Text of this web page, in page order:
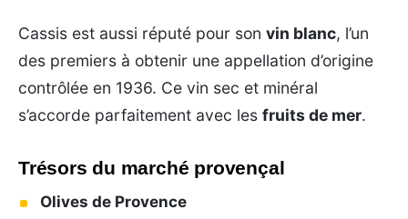
Cassis est aussi réputé pour son vin blanc, l’un
des premiers à obtenir une appellation d’origine
contrôlée en 1936. Ce vin sec et minéral
s’accorde parfaitement avec les fruits de mer.
Trésors du marché provençal
Olives de Provence